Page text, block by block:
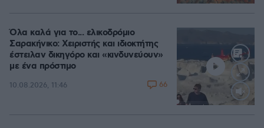
Loaded
Όλα καλά για το... ελικοδρόμιο
Σαρακήνικο: Χειριστής και ιδιοκτήτης
έστειλαν δικηγόρο και «κινδυνεύουν»
με ένα πρόστιμο
10.08.2026, 11:46 66